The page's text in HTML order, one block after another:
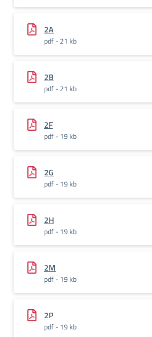
2A
pdf - 21 kb
2B
pdf - 21 kb
2F
pdf - 19 kb
2G
pdf - 19 kb
2H
pdf - 19 kb
2M
pdf - 19 kb
2P
pdf - 19 kb